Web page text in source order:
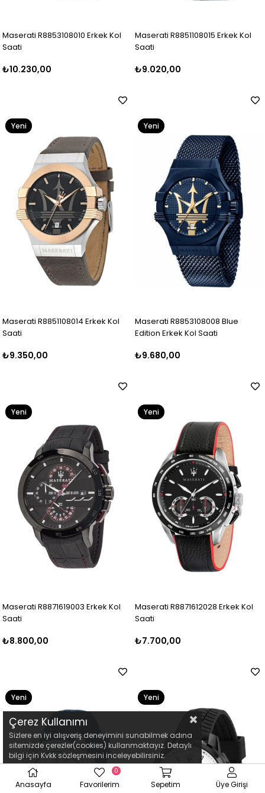
Maserati R8853108010 Erkek Kol
Saati
₺10.230,00
Maserati R8851108015 Erkek Kol
Saati
₺9.020,00
Maserati R8851108014 Erkek Kol
Saati
₺9.350,00
Yeni
Maserati R8853108008 Blue
Edition Erkek Kol Saati
₺9.680,00
Yeni
Maserati R8871619003 Erkek Kol
Saati
₺8.800,00
Yeni
Maserati R8871612028 Erkek Kol
Saati
₺7.700,00
Yeni
Yeni
Ürün
Yeni
Ürün
Çerez Kullanımı
Sizlere en iyi alışveriş deneyimini sunabilmek adına
sitemizde çerezler(cookies) kullanmaktayız. Detaylı
bilgi için Kvkk sözleşmesini inceleyebilirsiniz.
Anasayfa Favorilerim
0
Sepetim Üye Girişi